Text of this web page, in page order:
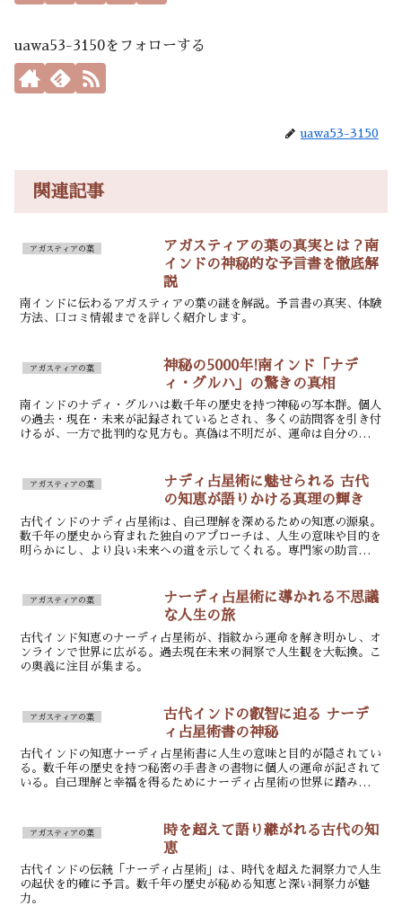
uawa53-3150をフォローする
uawa53-3150
関連記事
アガスティアの葉
アガスティアの葉の真実とは？南
インドの神秘的な予言書を徹底解
説
南インドに伝わるアガスティアの葉の謎を解説。予言書の真実、体験
方法、口コミ情報までを詳しく紹介します。
アガスティアの葉
神秘の5000年!南インド「ナデ
ィ・グルハ」の驚きの真相
南インドのナディ・グルハは数千年の歴史を持つ神秘の写本群。個人
の過去・現在・未来が記録されているとされ、多くの訪問客を引き付
けるが、一方で批判的な見方も。真偽は不明だが、運命は自分の選択
アガスティアの葉
ナディ占星術に魅せられる 古代
の知恵が語りかける真理の輝き
古代インドのナディ占星術は、自己理解を深めるための知恵の源泉。
数千年の歴史から育まれた独自のアプローチは、人生の意味や目的を
明らかにし、より良い未来への道を示してくれる。専門家の助言を仰
アガスティアの葉
ナーディ占星術に導かれる不思議
な人生の旅
古代インド知恵のナーディ占星術が、指紋から運命を解き明かし、オ
ンラインで世界に広がる。過去現在未来の洞察で人生観を大転換。こ
の奥義に注目が集まる。
アガスティアの葉
古代インドの叡智に迫る ナーデ
ィ占星術書の神秘
古代インドの知恵ナーディ占星術書に人生の意味と目的が隠されてい
る。数千年の歴史を持つ秘密の手書きの書物に個人の運命が記されて
いる。自己理解と幸福を得るためにナーディ占星術の世界に踏み入れ
アガスティアの葉
時を超えて語り継がれる古代の知
恵
古代インドの伝統「ナーディ占星術」は、時代を超えた洞察力で人生
の起伏を的確に予言。数千年の歴史が秘める知恵と深い洞察力が魅
力。